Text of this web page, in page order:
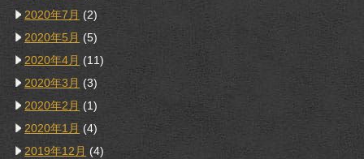
2020年7月 (2)
2020年5月 (5)
2020年4月 (11)
2020年3月 (3)
2020年2月 (1)
2020年1月 (4)
2019年12月 (4)